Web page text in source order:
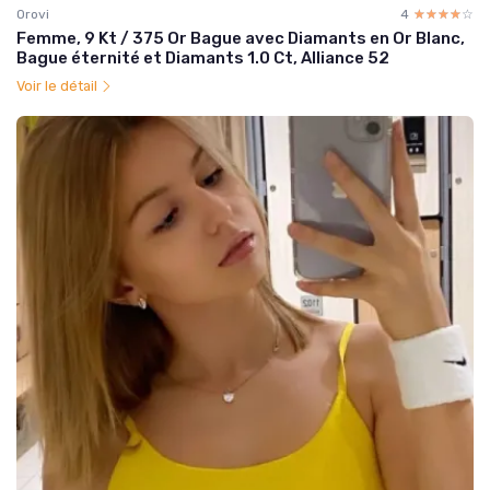
Orovi 4 ☆☆☆☆☆
★★★★★
Femme, 9 Kt / 375 Or Bague avec Diamants en Or Blanc,
Bague éternité et Diamants 1.0 Ct, Alliance 52
Voir le détail